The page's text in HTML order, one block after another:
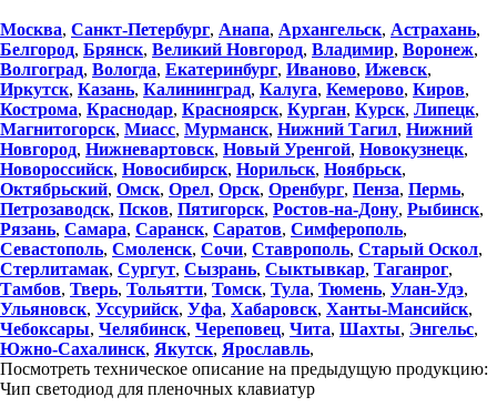
Москва, Санкт-Петербург, Анапа, Архангельск, Астрахань,
Белгород, Брянск, Великий Новгород, Владимир, Воронеж,
Волгоград, Вологда, Екатеринбург, Иваново, Ижевск,
Иркутск, Казань, Калининград, Калуга, Кемерово, Киров,
Кострома, Краснодар, Красноярск, Курган, Курск, Липецк,
Магнитогорск, Миасс, Мурманск, Нижний Тагил, Нижний
Новгород, Нижневартовск, Новый Уренгой, Новокузнецк,
Новороссийск, Новосибирск, Норильск, Ноябрьск,
Октябрьский, Омск, Орел, Орск, Оренбург, Пенза, Пермь,
Петрозаводск, Псков, Пятигорск, Ростов-на-Дону, Рыбинск,
Рязань, Самара, Саранск, Саратов, Симферополь,
Севастополь, Смоленск, Сочи, Ставрополь, Старый Оскол,
Стерлитамак, Сургут, Сызрань, Сыктывкар, Таганрог,
Тамбов, Тверь, Тольятти, Томск, Тула, Тюмень, Улан-Удэ,
Ульяновск, Уссурийск, Уфа, Хабаровск, Ханты-Мансийск,
Чебоксары, Челябинск, Череповец, Чита, Шахты, Энгельс,
Южно-Сахалинск, Якутск, Ярославль,
Посмотреть техническое описание на предыдущую продукцию:
Чип светодиод для пленочных клавиатур